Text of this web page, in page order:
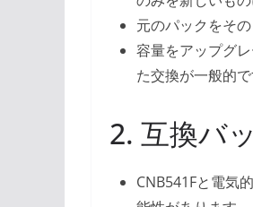
元のパックをそ
容量をアップグ
た交換が一般的で
2. 互換バ
CNB541Fと電気